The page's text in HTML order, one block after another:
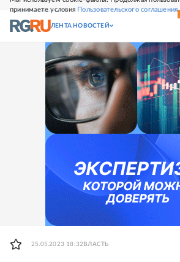
принимаете условия Пользовательского соглашения
СВЕЖИЙ НОМЕР
ЛЕНТА НОВОСТЕЙ
25.05.2023 18:32 ВЛАСТЬ